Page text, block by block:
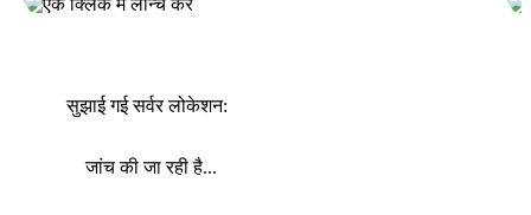
सुझाई गई सर्वर लोकेशन:
जांच की जा रही है...